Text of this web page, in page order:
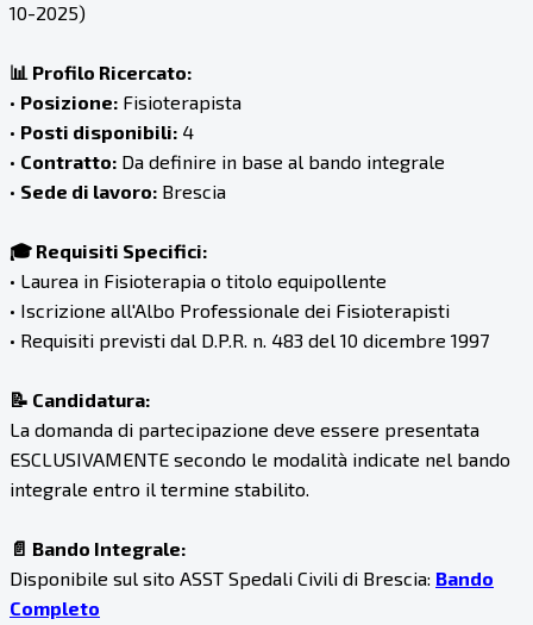
10-2025)
📊 Profilo Ricercato:
• Posizione: Fisioterapista
• Posti disponibili: 4
• Contratto: Da definire in base al bando integrale
• Sede di lavoro: Brescia
🎓 Requisiti Specifici:
• Laurea in Fisioterapia o titolo equipollente
• Iscrizione all'Albo Professionale dei Fisioterapisti
• Requisiti previsti dal D.P.R. n. 483 del 10 dicembre 1997
📝 Candidatura:
La domanda di partecipazione deve essere presentata
ESCLUSIVAMENTE secondo le modalità indicate nel bando
integrale entro il termine stabilito.
📄 Bando Integrale:
Disponibile sul sito ASST Spedali Civili di Brescia: Bando
Completo